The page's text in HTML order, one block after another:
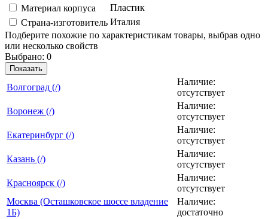
Материал корпуса
Пластик
Страна-изготовитель Италия
Подберите похожие по характеристикам товары, выбрав одно
или несколько свойств
Выбрано: 0
Показать
Вoлгогpaд (/)
Наличие:
отсутствует
Воронеж (/)
Наличие:
отсутствует
Екатеринбург (/)
Наличие:
отсутствует
Казань (/)
Наличие:
отсутствует
Красноярск (/)
Наличие:
отсутствует
Москва (Осташковское шоссе владение
1Б)
Наличие:
достаточно